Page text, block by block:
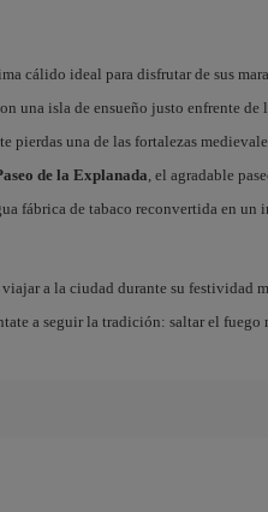
cálido ideal para disfrutar de sus
una isla de ensueño justo enfrente
pierdas una de las fortalezas
de la Explanada, el agradable
fábrica de tabaco reconvertida en un
a la ciudad durante su festividad
a seguir la tradición: saltar el fuego